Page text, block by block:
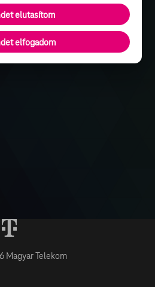
Magyar Telekom
elutasítom
elfogadom